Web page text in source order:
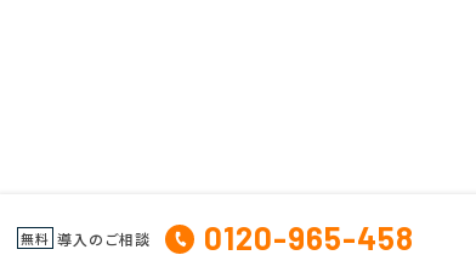
無料 導入のご相談 0120-965-458